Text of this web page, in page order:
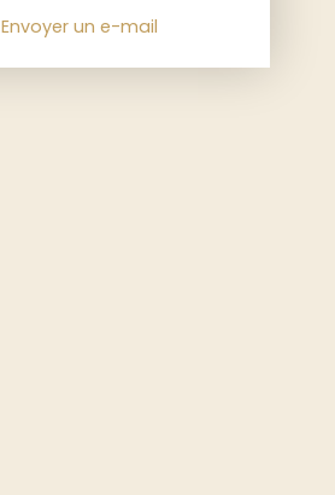
Envoyer un e-mail